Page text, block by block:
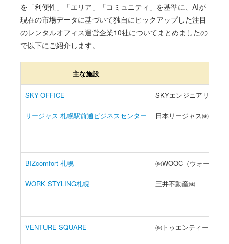
を「利便性」「エリア」「コミュニティ」を基準に、AIが
現在の市場データに基づいて独自にピックアップした注目
のレンタルオフィス運営企業10社についてまとめましたの
で以下にご紹介します。
主な施設
SKY-OFFICE SKYエンジニアリング㈱
リージャス 札幌駅前通ビジネスセンター 日本リージャス㈱
BIZcomfort 札幌 ㈱WOOC（ウォーク）
WORK STYLING札幌 三井不動産㈱
VENTURE SQUARE ㈱トゥエンティーフォ